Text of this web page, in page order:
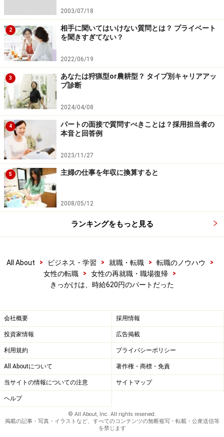
2003/07/18
2
相手に聞いてはいけない質問とは？ プライベート
を聞きすぎてない？
2022/06/19
3
あなたは狩猟型or農耕型？ タイプ別キャリアアッ
プ診断
2024/04/08
4
パートの面接で質問すべきことは？採用担当者の
本音と回答例
2023/11/27
5 主婦の仕事を年収に換算すると
2008/05/12
ランキングをもっと見る
All About > ビジネス・学習 > 就職・転職 > 転職のノウハウ
>
女性の転職
> 女性の再就職・職場復帰
>
きっかけは、時給620円のパートだった
会社概要 採用情報
投資家情報 広告掲載
利用規約 プライバシーポリシー
All Aboutについて 著作権・商標・免責
当サイトの情報についての注意 サイトマップ
ヘルプ
© All About, Inc. All rights reserved.
掲載の記事・写真・イラストなど、すべてのコンテンツの無断複写・転載・公衆送信等
を禁じます